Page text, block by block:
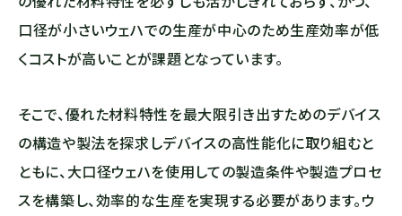
口径が小さいウェハでの生産が中心のため生産効率が低
くコストが高いことが課題となっています。
そこで、優れた材料特性を最大限引き出すためのデバイス
の構造や製法を探求しデバイスの高性能化に取り組むと
ともに、大口径ウェハを使用しての製造条件や製造プロセ
スを構築し、効率的な生産を実現する必要があります。ウ